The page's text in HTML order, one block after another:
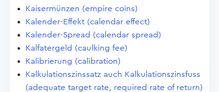
Kaisermünzen (empire coins)
Kalender-Effekt (calendar effect)
Kalender-Spread (calendar spread)
Kalfatergeld (caulking fee)
Kalibrierung (calibration)
Kalkulationszinssatz auch Kalkulationszinsfuss
(adequate target rate, required rate of return)